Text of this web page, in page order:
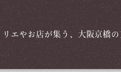
リエやお店が集う、大阪京橋の